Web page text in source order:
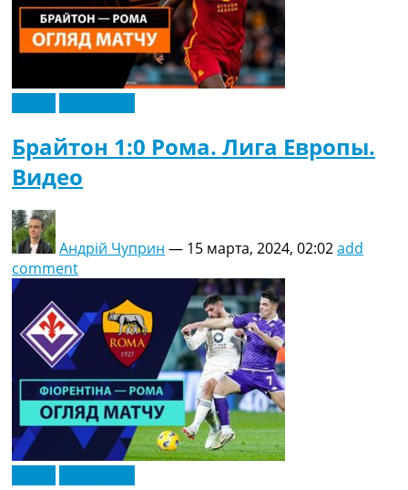
Брайтон 1:0 Рома. Лига Европы.
Видео
Андрій Чуприн — 15 марта, 2024, 02:02add
comment